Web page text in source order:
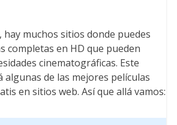
muchos sitios donde puedes
completas en HD que pueden
cinematográficas. Este
de las mejores películas
en sitios web. Así que allá vamos: